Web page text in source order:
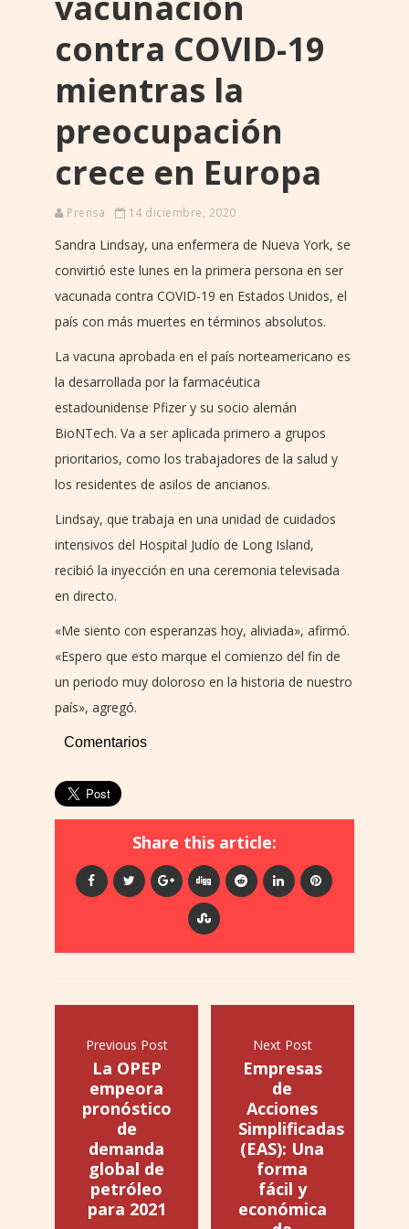
contra COVID-19
mientras la
preocupación
crece en Europa
Prensa 14 diciembre, 2020
Sandra Lindsay, una enfermera de Nueva York, se
convirtió este lunes en la primera persona en ser
vacunada contra COVID-19 en Estados Unidos, el
país con más muertes en términos absolutos.
La vacuna aprobada en el país norteamericano es
la desarrollada por la farmacéutica
estadounidense Pfizer y su socio alemán
BioNTech. Va a ser aplicada primero a grupos
prioritarios, como los trabajadores de la salud y
los residentes de asilos de ancianos.
Lindsay, que trabaja en una unidad de cuidados
intensivos del Hospital Judío de Long Island,
recibió la inyección en una ceremonia televisada
en directo.
«Me siento con esperanzas hoy, aliviada», afirmó.
«Espero que esto marque el comienzo del fin de
un periodo muy doloroso en la historia de nuestro
país», agregó.
Comentarios
Share this article:
Previous Post
La OPEP
empeora
pronóstico
de
demanda
global de
petróleo
para 2021
Next Post
Empresas
de
Acciones
Simplificadas
(EAS): Una
forma
fácil y
económica